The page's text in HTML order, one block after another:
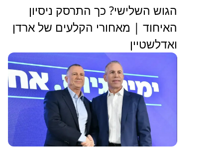
הגוש השלישי? כך התרסק ניסיון
האיחוד | מאחורי הקלעים של ארדן
ואדלשטיין